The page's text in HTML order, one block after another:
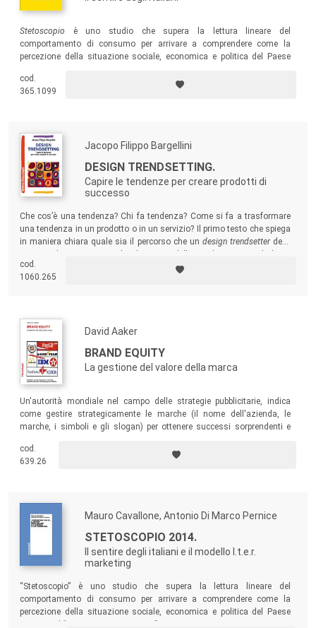
Stetoscopio è uno studio che supera la lettura lineare del
comportamento di consumo per arrivare a comprendere come la
percezione della situazione sociale, economica e politica del Paese
cod.
365.1099
Jacopo Filippo Bargellini
DESIGN TRENDSETTING.
Capire le tendenze per creare prodotti di
successo
Che cos’è una tendenza? Chi fa tendenza? Come si fa a trasformare
una tendenza in un prodotto o in un servizio? Il primo testo che spiega
in maniera chiara quale sia il percorso che un design trendsetterdeve
suggerimenti per prodotti innovativi.
cod.
1060.265
David Aaker
BRAND EQUITY
La gestione del valore della marca
Un'autorità mondiale nel campo delle strategie pubblicitarie, indica
come gestire strategicamente le marche (il nome dell'azienda, le
marche, i simboli e gli slogan) per ottenere successi sorprendenti e
cod.
639.26
Mauro Cavallone, Antonio Di Marco Pernice
STETOSCOPIO 2014.
Il sentire degli italiani e il modello I.t.e.r.
marketing
“Stetoscopio” è uno studio che supera la lettura lineare del
comportamento di consumo per arrivare a comprendere come la
percezione della situazione sociale, economica e politica del Paese